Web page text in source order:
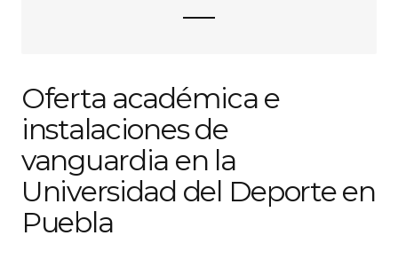
Oferta académica e
instalaciones de
vanguardia en la
Universidad del Deporte en
Puebla